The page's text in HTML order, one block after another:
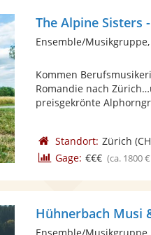
The Alpine Sisters
Ensemble/
Kommen
Romandie nach
preisgekrönte
Standort: Zürich
Gage: €€€ (ca. 1800
Hühnerbach Musi